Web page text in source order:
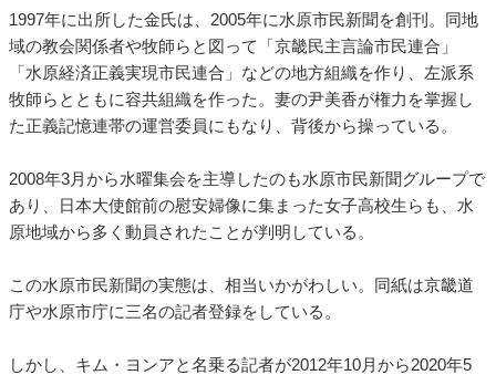
1997年に出所した金氏は、2005年に水原市民新聞を創刊。同地
域の教会関係者や牧師らと図って「京畿民主言論市民連合」
「水原経済正義実現市民連合」などの地方組織を作り、左派系
牧師らとともに容共組織を作った。妻の尹美香が権力を掌握し
た正義記憶連帯の運営委員にもなり、背後から操っている。
2008年3月から水曜集会を主導したのも水原市民新聞グループで
あり、日本大使館前の慰安婦像に集まった女子高校生らも、水
原地域から多く動員されたことが判明している。
この水原市民新聞の実態は、相当いかがわしい。同紙は京畿道
庁や水原市庁に三名の記者登録をしている。
しかし、キム・ヨンアと名乗る記者が2012年10月から2020年5